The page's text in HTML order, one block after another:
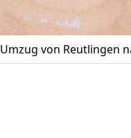
Umzug von Reutlingen